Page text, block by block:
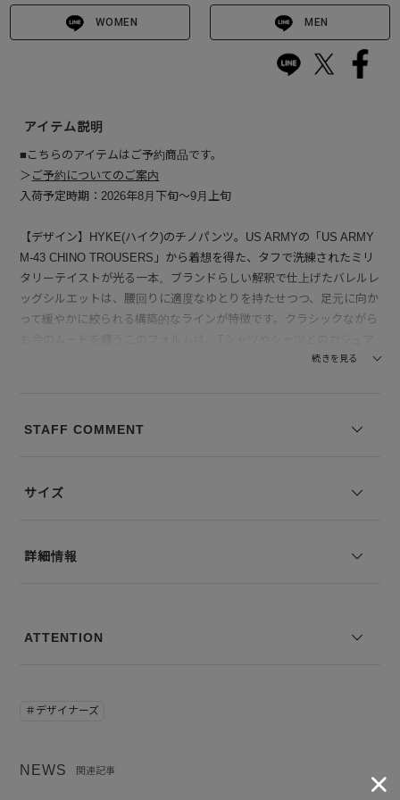
WOMEN MEN
アイテム説明
■こちらのアイテムはご予約商品です。
＞ ご予約についてのご案内
入荷予定時期：2026年8月下旬～9月上旬
【デザイン】HYKE(ハイク)のチノパンツ。US ARMYの「US ARMY
M-43 CHINO TROUSERS」から着想を得た、タフで洗練されたミリ
タリーテイストが光る一本。ブランドらしい解釈で仕上げたバレルレ
ッグシルエットは、腰回りに適度なゆとりを持たせつつ、足元に向か
って緩やかに絞られる構築的なラインが特徴です。クラシックながら
ルなコーディネートはもちろん、コンパクトなトップスと合わせたバ
イリングに程よい存在感を加えてくれます。
続きを見る
STAFF COMMENT
サイズ
詳細情報
ATTENTION
＃デザイナーズ
NEWS 関連記事